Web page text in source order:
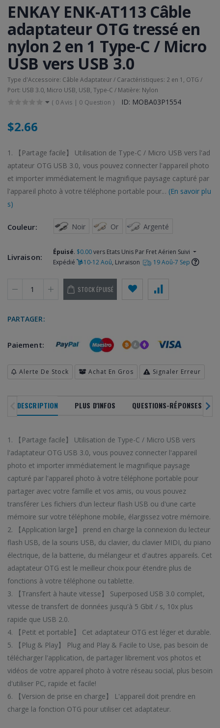
ENKAY ENK-AT113 Câble
adaptateur OTG tressé en
nylon 2 en 1 Type-C / Micro
USB vers USB 3.0
Type d'Accessoire: Câble Adaptateur / Caractéristiques: 2 en 1, OTG /
Port: USB 3.0, Micro USB, USB, Type-C / Matière: Nylon
( 0 Avis | 0 Question ) ID: MOBA03P1554
$2.66
1. 【Partage facile】 Utilisation de Type-C / Micro USB vers l'ad
aptateur OTG USB 3.0, vous pouvez connecter l'appareil photo
et importer immédiatement le magnifique paysage capturé par
l'appareil photo à votre téléphone portable pour... (En savoir plu
s)
Couleur: Noir Or Argenté
Livraison:
Épuisé. $0.00vers Etats Unis Par Fret Aérien Suivi
Expédié
10-12 Aoû, Livraison 19 Aoû-7 Sep
STOCK ÉPUISÉ
PARTAGER:
Paiement:
Alerte De Stock Achat En Gros Signaler Erreur
DESCRIPTION PLUS D'INFOS QUESTIONS-RÉPONSES
1. 【Partage facile】 Utilisation de Type-C / Micro USB vers
l'adaptateur OTG USB 3.0, vous pouvez connecter l'appareil
photo et importer immédiatement le magnifique paysage
capturé par l'appareil photo à votre téléphone portable pour
partager avec votre famille et vos amis, ou vous pouvez
transférer Les fichiers d'un lecteur flash USB ou d'une carte
mémoire sur votre téléphone mobile, élargissez votre mémoire.
2. 【Application large】 prend en charge la connexion du lecteur
flash USB, de la souris USB, du clavier, du clavier MIDI, du piano
électrique, de la batterie, du mélangeur et d'autres appareils. Cet
adaptateur OTG est le meilleur choix pour étendre plus de
fonctions à votre téléphone ou tablette.
3. 【Transfert à haute vitesse】 Superposed USB 3.0 complet,
vitesse de transfert de données jusqu'à 5 Gbit / s, 10x plus
rapide que USB 2.0.
4. 【Petit et portable】 Cet adaptateur OTG est léger et durable.
5. 【Plug & Play】 Plug and Play & Facile to Use, pas besoin de
télécharger l'application, de partager librement vos photos et
vidéos de votre appareil photo à votre réseau social, plus besoin
d'utiliser PC, rapide et facile!
6. 【Version de prise en charge】 L'appareil doit prendre en
charge la fonction OTG pour utiliser cet adaptateur.
NOUVEAUTÉS
dernières tandances
sur HiTech Land.
premier de nos
arrivages!
SOLDES
-20
Profitez de bons plans toute l'année
avec nos ventes flash.
Des réductions allant jusqu'à 20%!
VOIR SOLDES
Parcourez notre
gadgets les plus
Ne manquez pas
VOIR
Câble de données de charge rapide rotatif à interface magnétique CC57 Type-C / USB-C
$11.81
Mini lecteur Mp3 lecteurs de musique multifonctions
$19.92
$11.81
Mini lecteur Mp3 lecteurs de musique multifonctions
$19.92